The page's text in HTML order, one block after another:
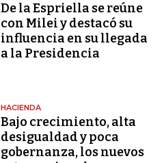
De la Espriella se reúne
con Milei y destacó su
influencia en su llegada
a la Presidencia
HACIENDA
Bajo crecimiento, alta
desigualdad y poca
gobernanza, los nuevos